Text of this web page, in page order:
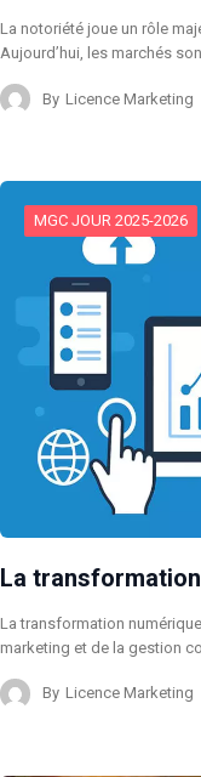
La notoriété joue un rôle
Aujourd’hui, les marchés
By Licence Marketing
MGC JOUR 2025-2026
La
La transformation
marketing et de la gestion
By Licence Marketing